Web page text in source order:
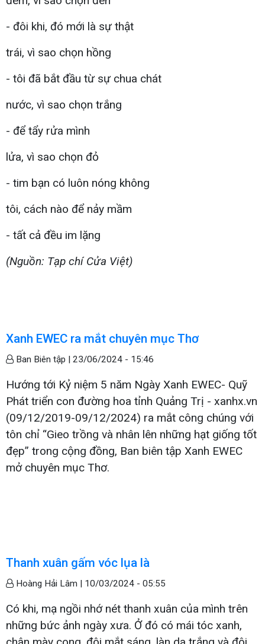
- đôi khi, đó mới là sự thật
trái, vì sao chọn hồng
- tôi đã bắt đầu từ sự chua chát
nước, vì sao chọn trắng
- để tẩy rửa mình
lửa, vì sao chọn đỏ
- tim bạn có luôn nóng không
tôi, cách nào để nảy mầm
- tất cả đều im lặng
(Nguồn: Tạp chí Cửa Việt)
Xanh EWEC ra mắt chuyên mục Thơ
Ban Biên tập | 23/06/2024 - 15:46
Hướng tới Kỷ niệm 5 năm Ngày Xanh EWEC- Quỹ
Phát triển con đường hoa tỉnh Quảng Trị - xanhx.vn
(09/12/2019-09/12/2024) ra mắt công chúng với
tôn chỉ “Gieo trồng và nhân lên những hạt giống tốt
đẹp” trong cộng đồng, Ban biên tập Xanh EWEC
mở chuyên mục Thơ.
Thanh xuân gấm vóc lụa là
Hoàng Hải Lâm | 10/03/2024 - 05:55
Có khi, mạ ngồi nhớ nét thanh xuân của mình trên
những bức ảnh ngày xưa. Ở đó có mái tóc xanh,